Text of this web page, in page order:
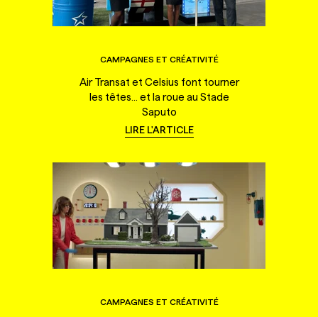
CAMPAGNES ET CRÉATIVITÉ
Air Transat et Celsius font tourner
les têtes... et la roue au Stade
Saputo
LIRE L'ARTICLE
CAMPAGNES ET CRÉATIVITÉ